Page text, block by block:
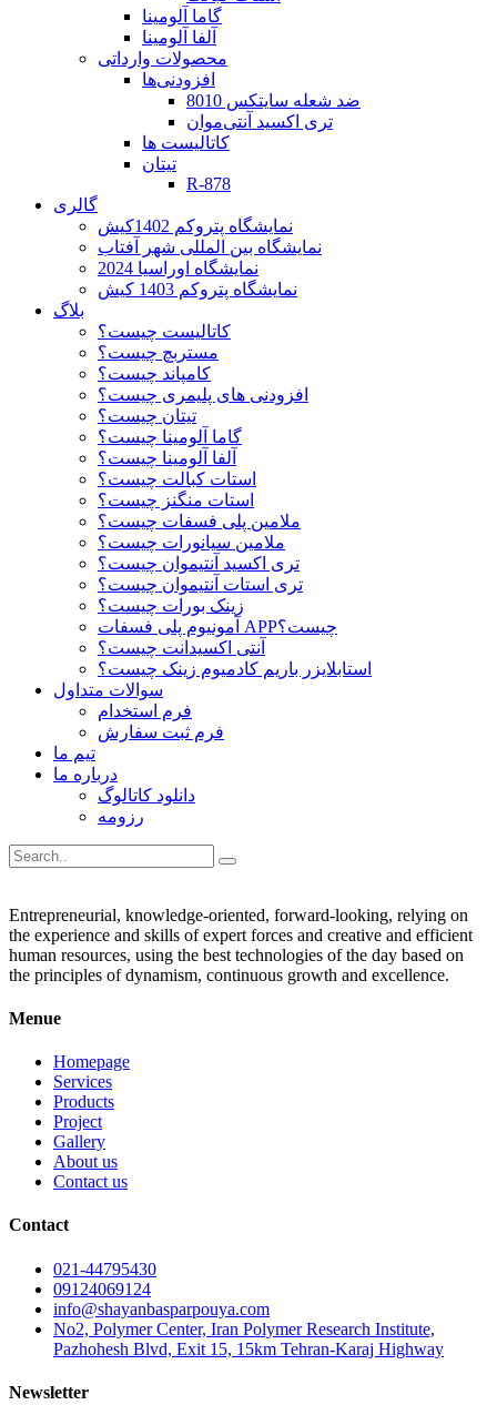
گاما آلومینا
آلفا آلومینا
محصولات وارداتی
افزودنی‌ها
ضد شعله سایتکس 8010
تری اکسید آنتی‌موان
کاتالیست ها
تیتان
R-878
گالری
نمایشگاه پتروکم 1402کیش
نمایشگاه بین المللی شهر آفتاب
نمایشگاه اوراسیا 2024
نمایشگاه پتروکم 1403 کیش
بلاگ
کاتالیست چیست؟
مستربچ چیست؟
کامپاند چیست؟
افزودنی های پلیمری چیست؟
تیتان چیست؟
گاما آلومینا چیست؟
آلفا آلومینا چیست؟
استات کبالت چیست؟
استات منگنز چیست؟
ملامین پلی فسفات چیست؟
ملامین سیانورات چیست؟
تری اکسید آنتیموان چیست؟
تری استات آنتیموان چیست؟
زینک بورات چیست؟
آمونیوم پلی فسفات APPچیست؟
آنتی اکسیدانت چیست؟
استابلایزر باریم کادمیوم زینک چیست؟
سوالات متداول
فرم استخدام
فرم ثبت سفارش
تیم ما
درباره ما
دانلود کاتالوگ
رزومه
Entrepreneurial, knowledge-oriented, forward-looking, relying on
the experience and skills of expert forces and creative and efficient
human resources, using the best technologies of the day based on
the principles of dynamism, continuous growth and excellence.
Menue
Homepage
Services
Products
Project
Gallery
About us
Contact us
Contact
021-44795430
09124069124
info@shayanbasparpouya.com
No2, Polymer Center, Iran Polymer Research Institute,
Pazhohesh Blvd, Exit 15, 15km Tehran-Karaj Highway
Newsletter